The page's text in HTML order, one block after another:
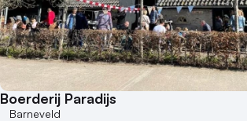
Boerderij Paradijs
Barneveld